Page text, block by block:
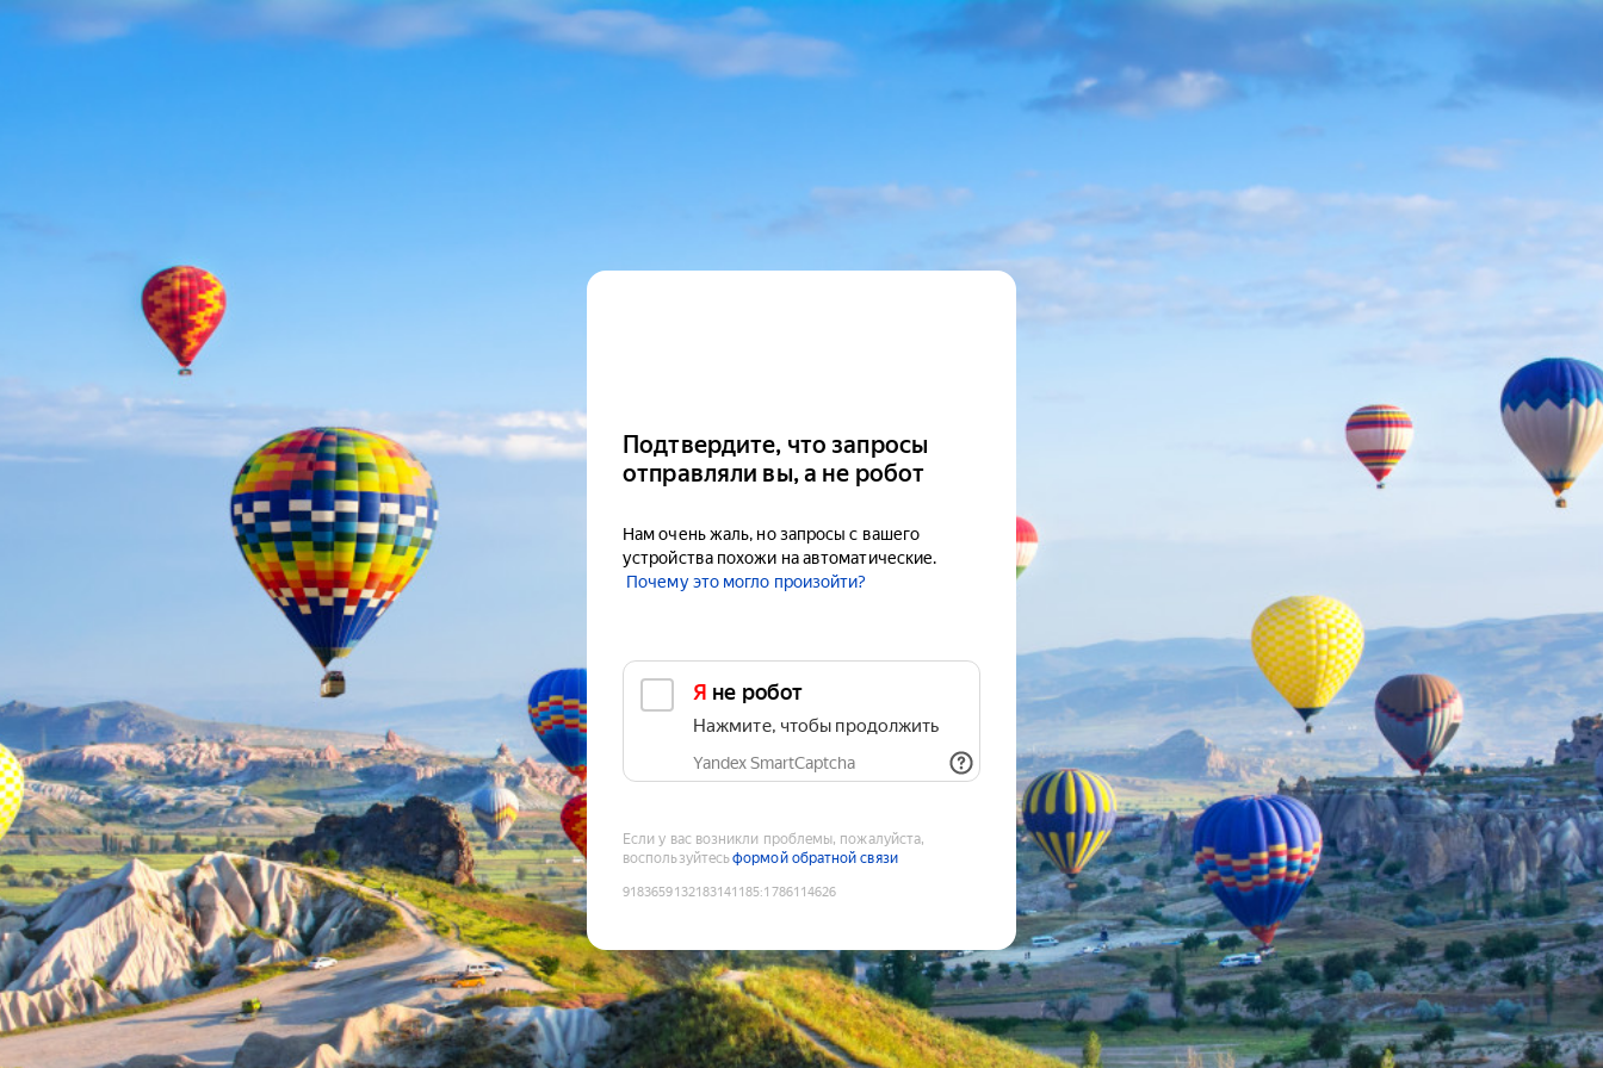
Подтвердите, что запросы
отправляли вы, а не робот
Нам очень жаль, но запросы с вашего
устройства похожи на автоматические.
Почему это могло произойти?
Я не робот
Нажмите, чтобы продолжить
Yandex SmartCaptcha
Если у вас возникли проблемы, пожалуйста,
воспользуйтесьформой обратной связи
9183659132183141185:1786114626